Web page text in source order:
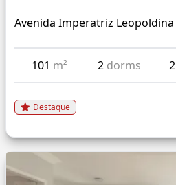
Avenida Imperatriz Leopoldina
101 m² 2 dorms 2
Destaque